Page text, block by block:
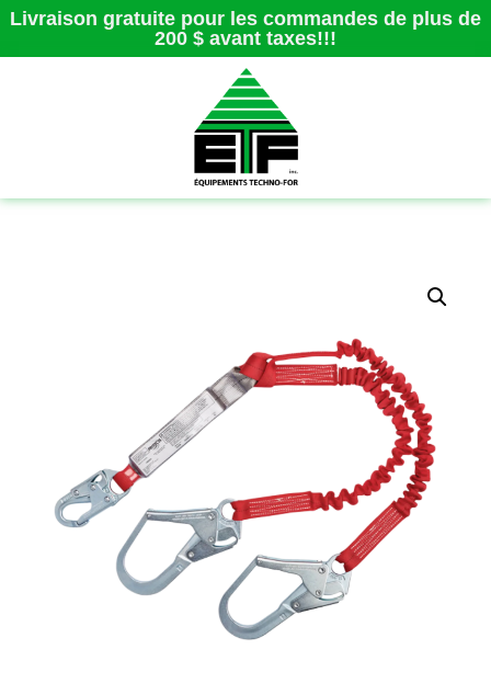
Livraison gratuite pour les commandes de plus de
200 $ avant taxes!!!